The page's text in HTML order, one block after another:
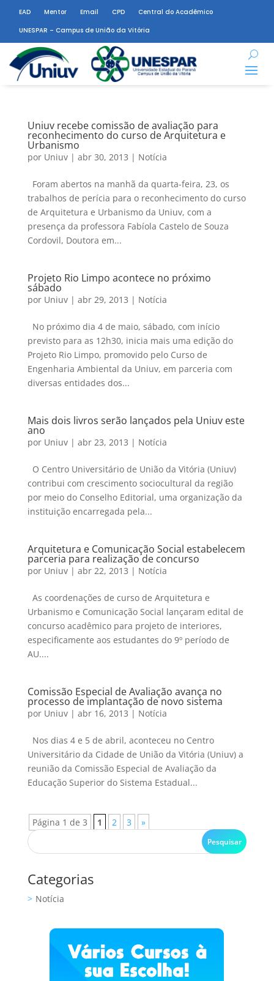
EAD Mentor Email CPD
Central do Acadêmico
UNESPAR – Campus de União da Vitória
Uniuv recebe comissão de avaliação para
reconhecimento do curso de Arquitetura e
Urbanismo
por Uniuv| abr 30, 2013 | Notícia
Foram abertos na manhã da quarta-feira, 23, os
trabalhos de perícia para o reconhecimento do curso
de Arquitetura e Urbanismo da Uniuv, com a
presença da professora Fabíola Castelo de Souza
Cordovil, Doutora em...
Projeto Rio Limpo acontece no próximo
sábado
por Uniuv| abr 29, 2013 | Notícia
No próximo dia 4 de maio, sábado, com início
previsto para as 12h30, inicia mais uma edição do
Projeto Rio Limpo, promovido pelo Curso de
Engenharia Ambiental da Uniuv, em parceria com
diversas entidades dos...
Mais dois livros serão lançados pela Uniuv este
ano
por Uniuv| abr 23, 2013 | Notícia
O Centro Universitário de União da Vitória (Uniuv)
contribui com crescimento sociocultural da região
por meio do Conselho Editorial, uma organização da
instituição encarregada pela...
Arquitetura e Comunicação Social estabelecem
parceria para realização de concurso
por Uniuv| abr 22, 2013 | Notícia
As coordenações de curso de Arquitetura e
Urbanismo e Comunicação Social lançaram edital de
concurso acadêmico para projeto de interiores,
especificamente aos estudantes do 9º período de
AU....
Comissão Especial de Avaliação avança no
processo de implantação de novo sistema
por Uniuv| abr 16, 2013 | Notícia
Nos dias 4 e 5 de abril, aconteceu no Centro
Universitário da Cidade de União da Vitória (Uniuv) a
reunião da Comissão Especial de Avaliação da
Educação Superior do Sistema Estadual...
Página 1 de 3 1 2 3 »
Categorias
Notícia